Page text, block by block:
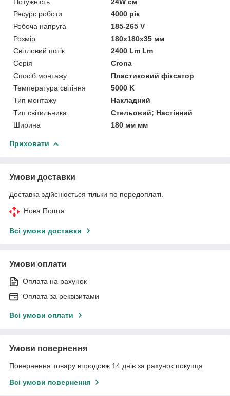
Ресурс роботи
4000 рік
Робоча напруга
185-265 V
Розмір
180х180х35 мм
Світловий потік
2400 Lm Lm
Серія
Crona
Спосіб монтажу
Пластиковий фіксатор
Температура світіння
5000 K
Тип монтажу
Накладний
Тип світильника
Стельовий; Настінний
Ширина
180 мм мм
Приховати
Умови доставки
Доставка здійснюється тільки по передоплаті.
Нова Пошта
Всі умови доставки
Умови оплати
Оплата на рахунок
Оплата за реквізитами
Всі умови оплати
Умови повернення
Повернення товару впродовж 14 днів за рахунок покупця
Всі умови повернення